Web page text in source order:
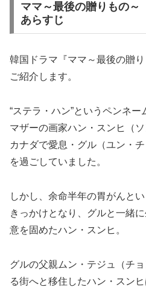
ママ～最後の贈りもの～
あらすじ
韓国ドラマ『ママ～最後の贈
ご紹介します。
“ステラ・ハン”というペンネ
マザーの画家ハン・スンヒ（
カナダで愛息・グル（ユン・
を過ごしていました。
しかし、余命半年の胃がんと
きっかけとなり、グルと一緒
意を固めたハン・スンヒ。
グルの父親ムン・テジュ（チ
る街へと移住したハン・スン